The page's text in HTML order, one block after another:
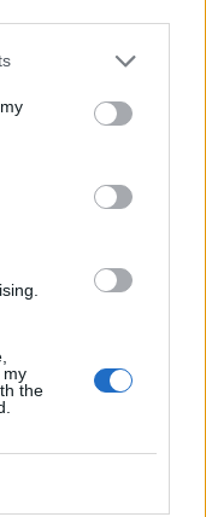
my
the
bigodes de